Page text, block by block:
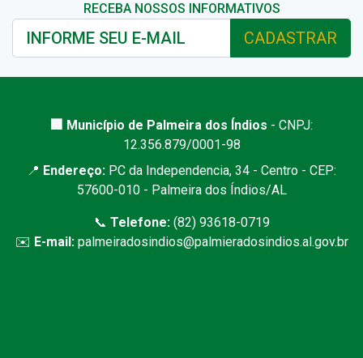
RECEBA NOSSOS INFORMATIVOS
CADASTRAR
🏢 Município de Palmeira dos Índios - CNPJ:
12.356.879/0001-98
📍 Endereço: PC da Independencia, 34 - Centro - CEP:
57600-010 - Palmeira dos Índios/AL
📞 Telefone:(82) 93618-0719
✉️ E-mail: palmeiradosindios@palmieradosindios.al.gov.br